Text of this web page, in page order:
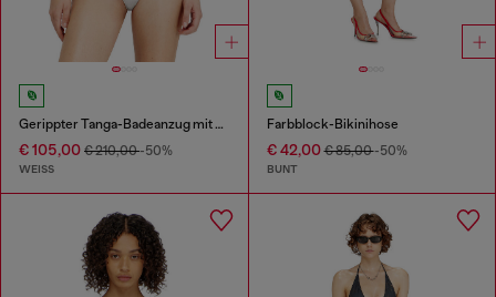
Gerippter Tanga-Badeanzug mit Camouflage-Print
€ 105,00 € 210,00-50%
WEISS
Farbblock-Bikinihose
€ 42,00€ 85,00-50%
BUNT